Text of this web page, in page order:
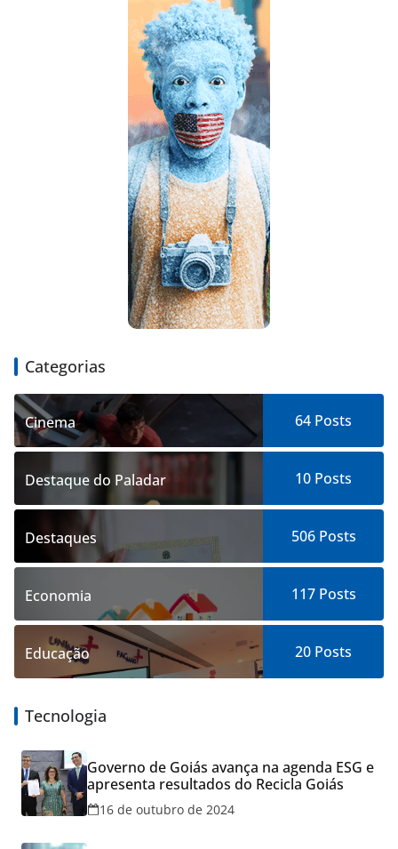
Categorias
Cinema 64 Posts
Destaque do Paladar 10 Posts
Destaques 506Posts
Economia 117Posts
Educação 20 Posts
Tecnologia
Governo de Goiás avança na agenda ESG e
apresenta resultados do Recicla Goiás
16 de outubro de 2024